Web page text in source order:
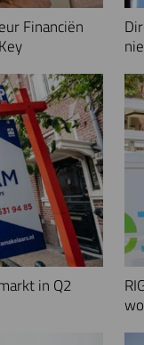
Financiën
in Q2